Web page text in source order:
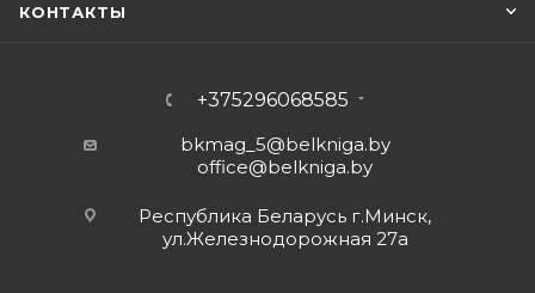
КОНТАКТЫ
+375296068585
bkmag_5@belkniga.by
office@belkniga.by
Республика Беларусь г.Минск,
ул.Железнодорожная 27а